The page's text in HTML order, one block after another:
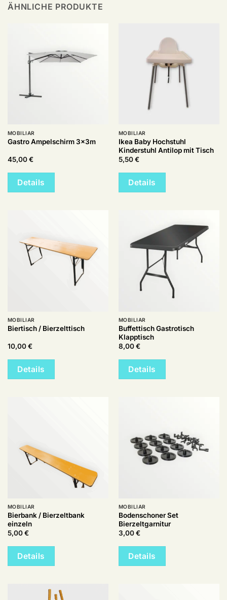
ÄHNLICHE PRODUKTE
MOBILIAR
Gastro Ampelschirm 3x3m
45,00€
Details
MOBILIAR
Ikea Baby Hochstuhl
Kinderstuhl Antilop mit Tisch
5,50€
Details
MOBILIAR
Biertisch / Bierzelttisch
10,00€
Details
MOBILIAR
Buffettisch Gastrotisch
Klapptisch
8,00€
Details
MOBILIAR
Bierbank / Bierzeltbank
einzeln
5,00€
Details
MOBILIAR
Bodenschoner Set
Bierzeltgarnitur
3,00€
Details